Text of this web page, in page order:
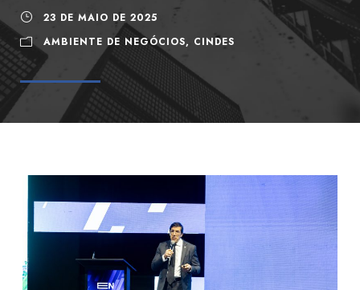
23 DE MAIO DE 2025
AMBIENTE DE NEGÓCIOS, CINDES